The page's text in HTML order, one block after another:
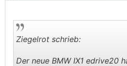
Ziegelrot schrieb:
Der neue BMW IX1 edrive20